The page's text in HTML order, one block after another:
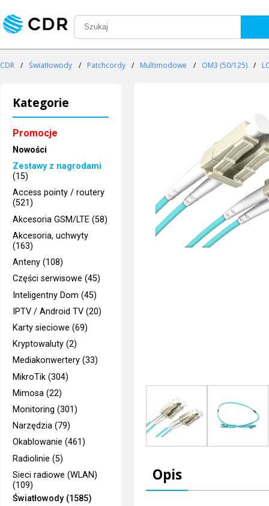
CDR / Światłowody / Patchcordy / Multimodowe / OM3 (50/125) /
Kategorie
Promocje
Nowości
Zestawy z nagrodami
(15)
Access pointy / routery
(521)
Akcesoria GSM/LTE (58)
Akcesoria, uchwyty
(163)
Anteny (108)
Części serwisowe (45)
Inteligentny Dom (45)
IPTV / Android TV (20)
Karty sieciowe (69)
Kryptowaluty (2)
Mediakonwertery (33)
MikroTik (304)
Mimosa (22)
Monitoring (301)
Narzędzia (79)
Okablowanie (461)
Radiolinie (5)
Sieci radiowe (WLAN)
(109)
Światłowody (1585)
Opis